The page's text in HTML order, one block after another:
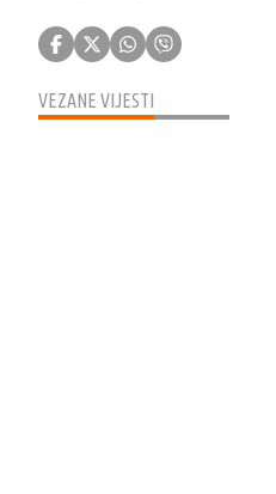
VEZANE VIJESTI